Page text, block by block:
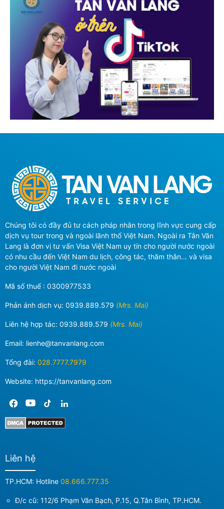
Chúng tôi có đầy đủ tư cách pháp nhân trong lĩnh vực cung cấp
dịch vụ tour trong và ngoài lãnh thổ Việt Nam. Ngoài ra Tân Văn
Lang là đơn vị tư vấn Visa Việt Nam uy tín cho người nước ngoài
có nhu cầu đến Việt Nam du lịch, công tác, thăm thân… và visa
cho người Việt Nam đi nước ngoài
Mã số thuế : 0300977533
Phản ánh dịch vụ: 0939.889.579 (Mrs. Mai)
Liên hệ hợp tác: 0939.889.579 (Mrs. Mai)
Email: lienhe@tanvanlang.com
Tổng đài: 028.7777.7979
Website: https://tanvanlang.com
Liên hệ
TP.HCM: Hotline 08.666.777.35
Đ/c cũ: 112/6 Phạm Văn Bạch, P.15, Q.Tân Bình, TP.HCM.